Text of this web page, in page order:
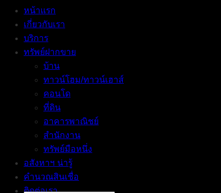
หน้าแรก
เกี่ยวกับเรา
บริการ
ทรัพย์ฝากขาย
บ้าน
ทาวน์โฮม/ทาวน์เฮาส์
คอนโด
ที่ดิน
อาคารพาณิชย์
สำนักงาน
ทรัพย์มือหนึ่ง
อสังหาฯ น่ารู้
คำนวณสินเชื่อ
ติดต่อเรา